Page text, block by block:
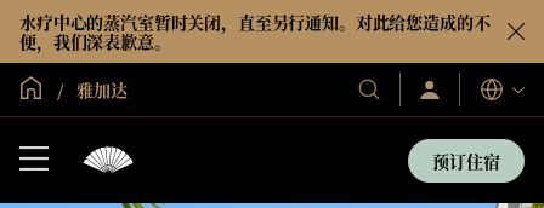
水疗中心的蒸汽室暂时关闭，直至另行通知。对此给您造成的不
便，我们深表歉意。
全球首页
雅加达
我
们
登
录/
即
加
入
语
言
预订住宿